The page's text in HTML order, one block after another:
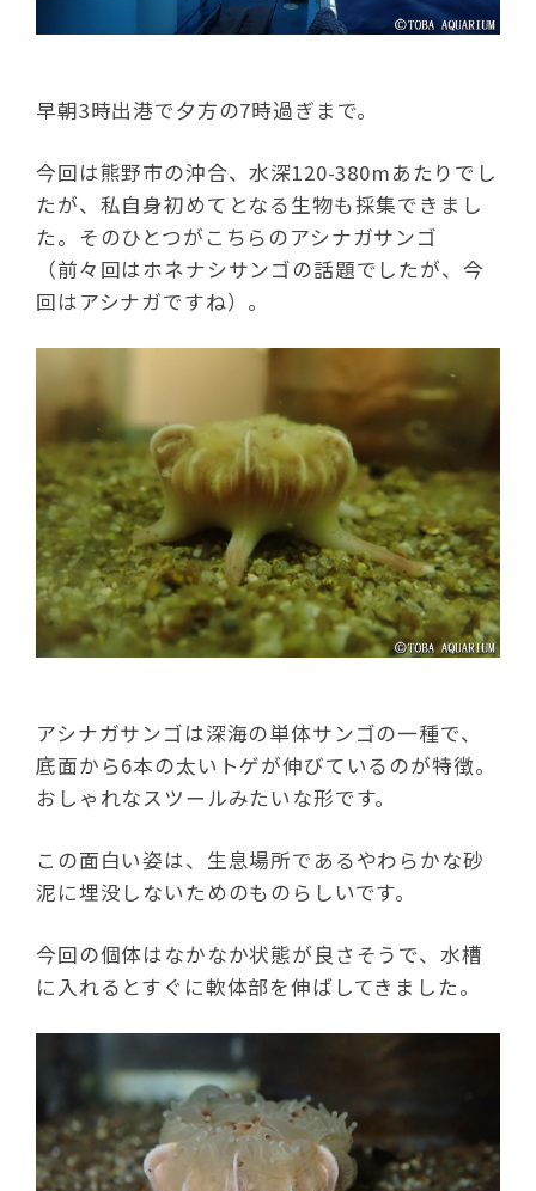
早朝3時出港で夕方の7時過ぎまで。
今回は熊野市の沖合、水深120-380mあたりでし
たが、私自身初めてとなる生物も採集できまし
た。そのひとつがこちらのアシナガサンゴ
（前々回はホネナシサンゴの話題でしたが、今
回はアシナガですね）。
アシナガサンゴは深海の単体サンゴの一種で、
底面から6本の太いトゲが伸びているのが特徴。
おしゃれなスツールみたいな形です。
この面白い姿は、生息場所であるやわらかな砂
泥に埋没しないためのものらしいです。
今回の個体はなかなか状態が良さそうで、水槽
に入れるとすぐに軟体部を伸ばしてきました。